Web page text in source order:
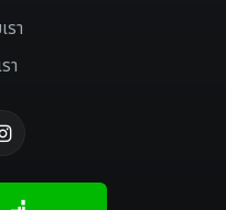
รา
า